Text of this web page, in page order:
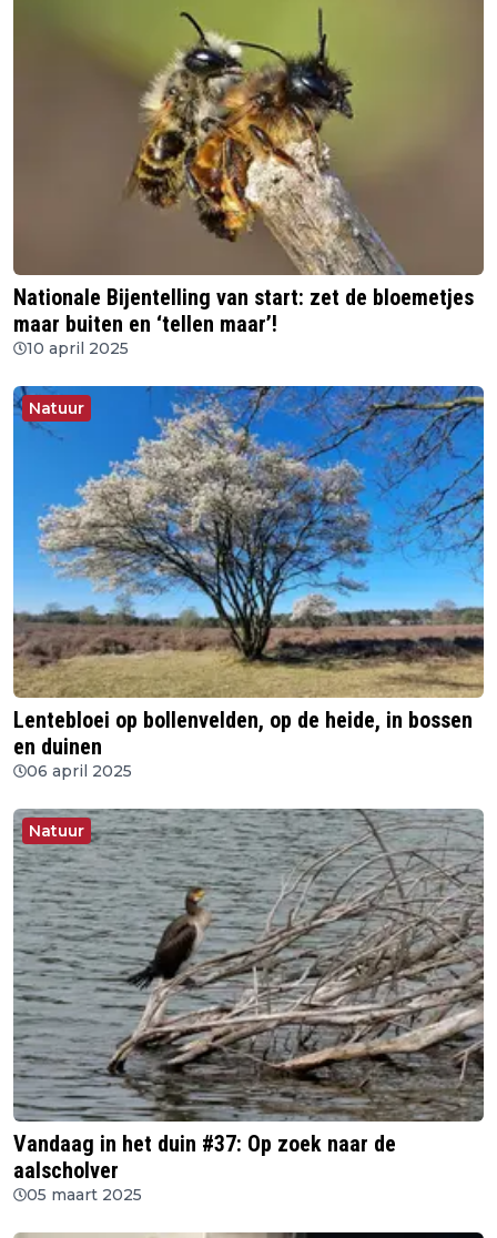
Nationale Bijentelling van start: zet de bloemetjes
maar buiten en ‘tellen maar’!
10 april 2025
Natuur
Lentebloei op bollenvelden, op de heide, in bossen
en duinen
06 april 2025
Natuur
Vandaag in het duin #37: Op zoek naar de
aalscholver
05 maart 2025